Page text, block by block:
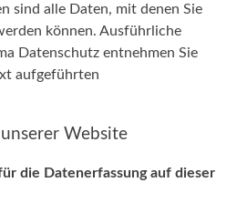
sind alle Daten, mit denen Sie
können. Ausführliche
Datenschutz entnehmen Sie
aufgeführten
Website
die Datenerfassung auf dieser